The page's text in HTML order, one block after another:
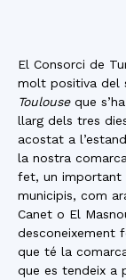
El Consorci de
molt positiva del
Toulouseque
llarg dels tres
acostat a
la nostra
fet, un important
municipis, com
Canet o El
desconeixement
que té la
que es tendeix a